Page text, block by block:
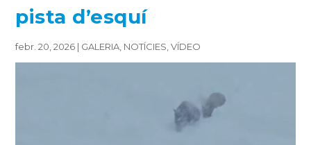
pista d’esquí
febr. 20, 2026 | GALERIA NOTÍCIES ,VÍDEO